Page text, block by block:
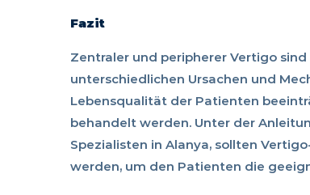
Fazit
Zentraler und peripherer Vertigo
unterschiedlichen Ursachen und
Lebensqualität der Patienten
behandelt werden. Unter der
Spezialisten in Alanya, sollten
werden, um den Patienten die